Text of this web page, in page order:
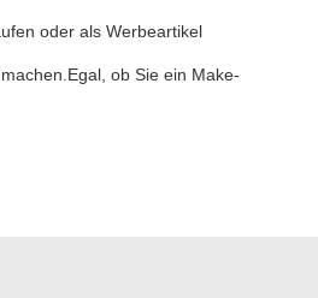
oder als Werbeartikel
ob Sie ein Make-